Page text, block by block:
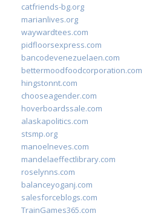
catfriends-bg.org
marianlives.org
waywardtees.com
pidfloorsexpress.com
bancodevenezuelaen.com
bettermoodfoodcorporation.com
hingstonnt.com
chooseagender.com
hoverboardssale.com
alaskapolitics.com
stsmp.org
manoelneves.com
mandelaeffectlibrary.com
roselynns.com
balanceyoganj.com
salesforceblogs.com
TrainGames365.com